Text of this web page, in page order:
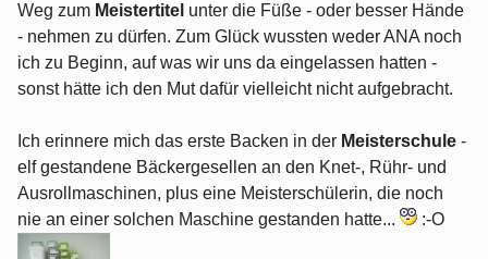
Weg zum Meistertitel unter die Füße - oder besser Hände
- nehmen zu dürfen. Zum Glück wussten weder ANA noch
ich zu Beginn, auf was wir uns da eingelassen hatten -
sonst hätte ich den Mut dafür vielleicht nicht aufgebracht.
Ich erinnere mich das erste Backen in der Meisterschule -
elf gestandene Bäckergesellen an den Knet-, Rühr- und
Ausrollmaschinen, plus eine Meisterschülerin, die noch
nie an einer solchen Maschine gestanden hatte...
:-O